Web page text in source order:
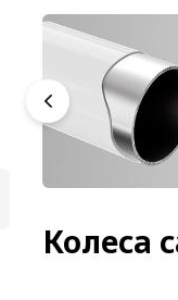
Колеса